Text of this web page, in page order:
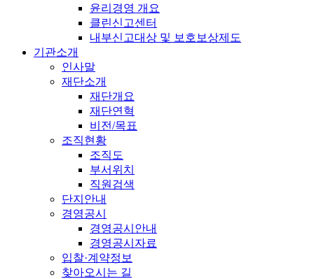
윤리경영 개요
클린신고센터
내부신고대상 및 보호보상제도
기관소개
인사말
재단소개
재단개요
재단연혁
비전/목표
조직현황
조직도
부서위치
직원검색
단지안내
경영공시
경영공시안내
경영공시자료
입찰·계약정보
찾아오시는 길